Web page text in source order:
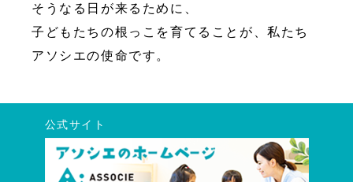
そうなる日が来るために、
子どもたちの根っこを育てることが、私たち
アソシエの使命です。
公式サイト